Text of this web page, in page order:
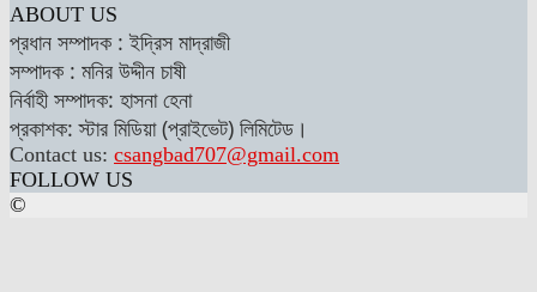
ABOUT US
প্রধান সম্পাদক : ইদ্রিস মাদ্রাজী
সম্পাদক : মনির উদ্দীন চাষী
নির্বাহী সম্পাদক: হাসনা হেনা
প্রকাশক: স্টার মিডিয়া (প্রাইভেট) লিমিটেড।
Contact us: csangbad707@gmail.com
FOLLOW US
©